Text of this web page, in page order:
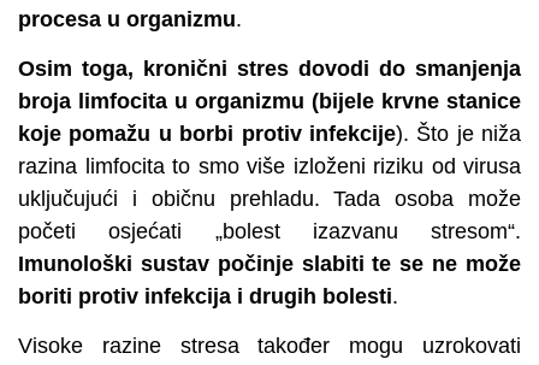
procesa u organizmu.
Osim toga, kronični stres dovodi do smanjenja
broja limfocita u organizmu (bijele krvne stanice
koje pomažu u borbi protiv infekcije). Što je niža
razina limfocita to smo više izloženi riziku od virusa
uključujući i običnu prehladu. Tada osoba može
početi osjećati „bolest izazvanu stresom“.
Imunološki sustav počinje slabiti te se ne može
boriti protiv infekcija i drugih bolesti.
Visoke razine stresa također mogu uzrokovati